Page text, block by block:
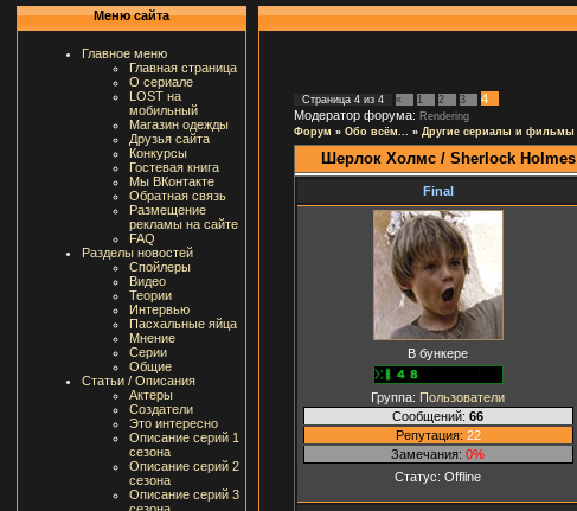
Меню сайта
Главное меню
Главная страница
О сериале
LOST на
мобильный
Магазин одежды
Друзья сайта
Конкурсы
Гостевая книга
Мы ВКонтакте
Обратная связь
Размещение
рекламы на сайте
FAQ
Разделы новостей
Спойлеры
Видео
Теории
Интервью
Пасхальные яйца
Мнение
Серии
Общие
Статьи / Описания
Актеры
Создатели
Это интересно
Описание серий 1
сезона
Описание серий 2
сезона
Описание серий 3
Страница 4из 4 « 1 2 3
4
Модератор форума: Rendering
Форум » Обо всём... » Другие сериалы и фильмы
Шерлок Холмс / Sherlock Holmes
Final
В бункере
Группа: Пользователи
Сообщений: 66
Репутация: 22
Замечания: 0%
Статус: Offline